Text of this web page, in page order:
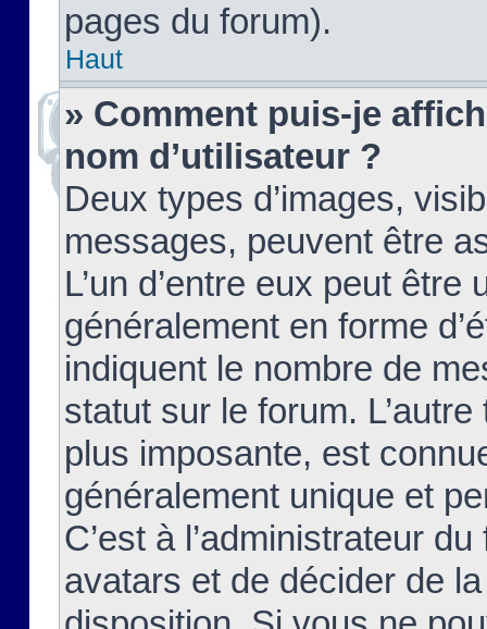
pages du forum).
Haut
» Comment puis-je
nom d’utilisateur ?
Deux types d’images,
messages, peuvent être
L’un d’entre eux peut
généralement en forme
indiquent le nombre de
statut sur le forum.
plus imposante, est
généralement unique et
C’est à l’administrateur
avatars et de décider de